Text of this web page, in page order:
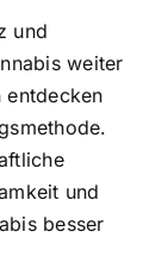
und
weiter
entdecken
und
besser